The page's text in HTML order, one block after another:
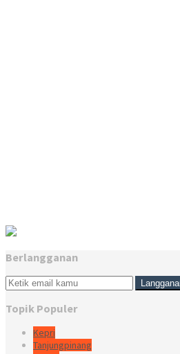
Berlangganan
Topik Populer
Kepri
Tanjungpinang